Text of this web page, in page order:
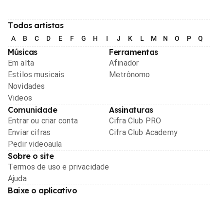
Todos artistas
A B C D E F G H I J K L M N O P Q
Músicas
Em alta
Estilos musicais
Novidades
Videos
Ferramentas
Afinador
Metrônomo
Comunidade
Entrar ou criar conta
Enviar cifras
Pedir videoaula
Assinaturas
Cifra Club PRO
Cifra Club Academy
Sobre o site
Termos de uso e privacidade
Ajuda
Baixe o aplicativo